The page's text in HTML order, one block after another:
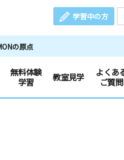
学習中の方
の原点
無料体験
学習
教室見学
よくあ
ご質問